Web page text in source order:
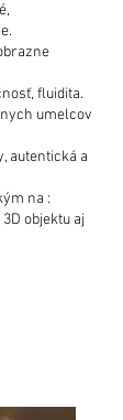
fluidita.
umelcov
autentická a
na :
objektu aj